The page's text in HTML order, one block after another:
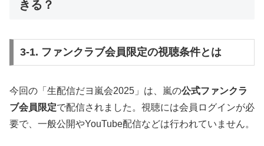
きる？
3-1. ファンクラブ会員限定の視聴条件とは
今回の「生配信だヨ嵐会2025」は、嵐の公式ファンクラ
ブ会員限定で配信されました。視聴には会員ログインが必
要で、一般公開やYouTube配信などは行われていません。